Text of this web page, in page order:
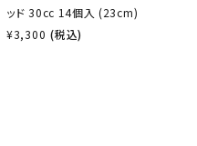
ッド 30cc 14個入 (23cm)
¥3,300 (税込)